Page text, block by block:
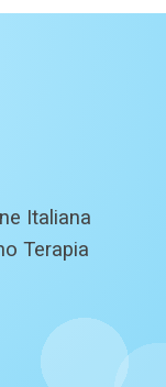
Italiana
Terapia